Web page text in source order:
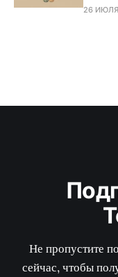
26
Не пропустите
сейчас, чтобы